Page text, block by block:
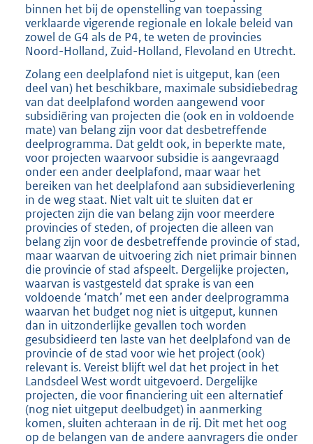
binnen het bij de openstelling van toepassing
verklaarde vigerende regionale en lokale beleid van
zowel de G4 als de P4, te weten de provincies
Noord-Holland, Zuid-Holland, Flevoland en Utrecht.
Zolang een deelplafond niet is uitgeput, kan (een
deel van) het beschikbare, maximale subsidiebedrag
van dat deelplafond worden aangewend voor
subsidiëring van projecten die (ook en in voldoende
mate) van belang zijn voor dat desbetreffende
deelprogramma. Dat geldt ook, in beperkte mate,
voor projecten waarvoor subsidie is aangevraagd
onder een ander deelplafond, maar waar het
bereiken van het deelplafond aan subsidieverlening
in de weg staat. Niet valt uit te sluiten dat er
projecten zijn die van belang zijn voor meerdere
provincies of steden, of projecten die alleen van
belang zijn voor de desbetreffende provincie of stad,
maar waarvan de uitvoering zich niet primair binnen
die provincie of stad afspeelt. Dergelijke projecten,
waarvan is vastgesteld dat sprake is van een
voldoende ‘match’ met een ander deelprogramma
waarvan het budget nog niet is uitgeput, kunnen
dan in uitzonderlijke gevallen toch worden
gesubsidieerd ten laste van het deelplafond van de
provincie of de stad voor wie het project (ook)
relevant is. Vereist blijft wel dat het project in het
Landsdeel West wordt uitgevoerd. Dergelijke
projecten, die voor financiering uit een alternatief
(nog niet uitgeput deelbudget) in aanmerking
komen, sluiten achteraan in de rij. Dit met het oog
op de belangen van de andere aanvragers die onder